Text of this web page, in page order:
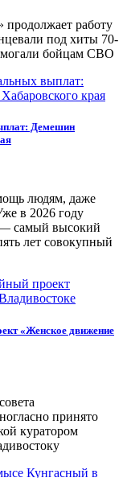
работу
под хиты 70-
бойцам СВО
Демешин
людям, даже
в 2026 году
самый высокий
лет совокупный
«Женское движение
принято
куратором